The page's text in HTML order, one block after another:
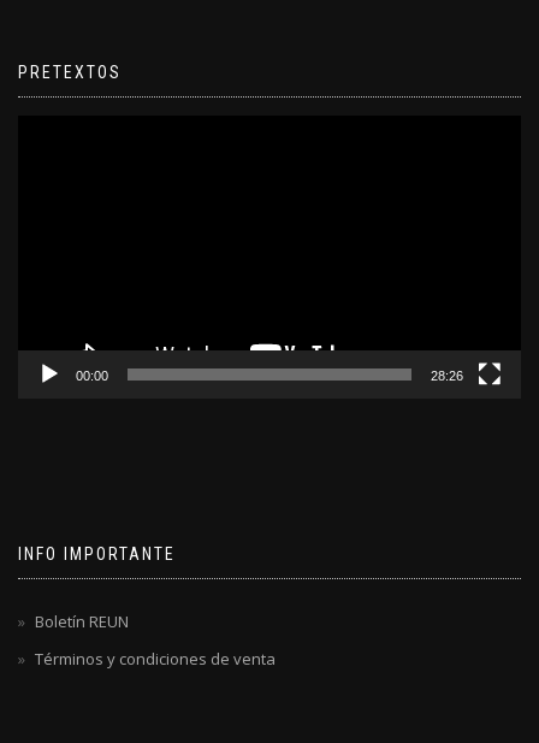
PRETEXTOS
00:00 28:26
INFO IMPORTANTE
Boletín REUN
Términos y condiciones de venta